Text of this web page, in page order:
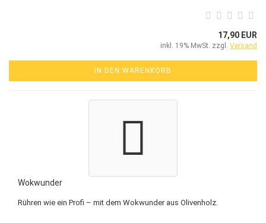
17,90 EUR
inkl. 19% MwSt. zzgl. Versand
IN DEN WARENKORB
Wokwunder
Rühren wie ein Profi – mit dem Wokwunder aus Olivenholz.